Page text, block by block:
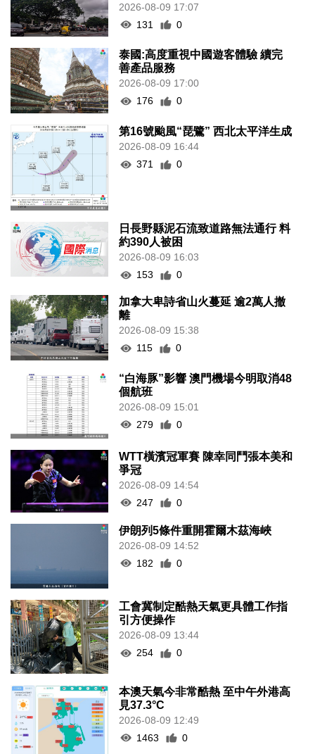
2026-08-09 17:07
131
0
泰國:高度重視中國遊客體驗 續完
善產品服務
2026-08-09 17:00
176
0
第16號颱風“琵鷺” 西北太平洋生成
2026-08-09 16:44
371
0
日長野縣泥石流致道路無法通行 料
約390人被困
2026-08-09 16:03
153
0
加拿大卑詩省山火蔓延 逾2萬人撤
離
2026-08-09 15:38
115
0
“白海豚”影響 澳門機場今明取消48
個航班
2026-08-09 15:01
279
0
WTT橫濱冠軍賽 陳幸同鬥張本美和
爭冠
2026-08-09 14:54
247
0
伊朗列5條件重開霍爾木茲海峽
2026-08-09 14:52
182
0
工會冀制定酷熱天氣更具體工作指
引方便操作
2026-08-09 13:44
254
0
本澳天氣今非常酷熱 至中午外港高
見37.3°C
2026-08-09 12:49
1463
0